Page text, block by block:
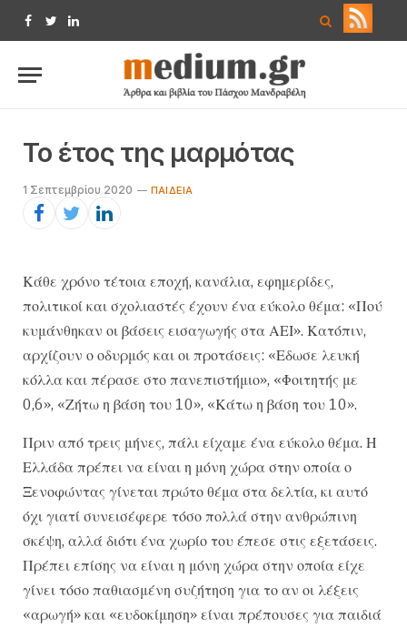
Facebook
TwitterLinkedIn
Το έτος της μαρμότας
1 Σεπτεμβρίου 2020 ΠΑΙΔΕΊΑ
Κάθε χρόνο τέτοια εποχή, κανάλια, εφημερίδες,
πολιτικοί και σχολιαστές έχουν ένα εύκολο θέμα: «Πού
κυμάνθηκαν οι βάσεις εισαγωγής στα ΑΕΙ». Κατόπιν,
αρχίζουν ο οδυρμός και οι προτάσεις: «Εδωσε λευκή
κόλλα και πέρασε στο πανεπιστήμιο», «Φοιτητής με
0,6», «Ζήτω η βάση του 10», «Κάτω η βάση του 10».
Πριν από τρεις μήνες, πάλι είχαμε ένα εύκολο θέμα. Η
Ελλάδα πρέπει να είναι η μόνη χώρα στην οποία ο
Ξενοφώντας γίνεται πρώτο θέμα στα δελτία, κι αυτό
όχι γιατί συνεισέφερε τόσο πολλά στην ανθρώπινη
σκέψη, αλλά διότι ένα χωρίο του έπεσε στις εξετάσεις.
Πρέπει επίσης να είναι η μόνη χώρα στην οποία είχε
γίνει τόσο παθιασμένη συζήτηση για το αν οι λέξεις
«αρωγή» και «ευδοκίμηση» είναι πρέπουσες για παιδιά